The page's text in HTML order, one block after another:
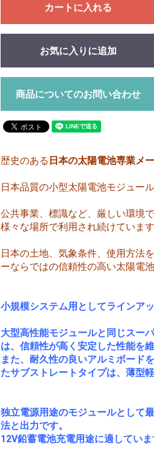
カートに入れる
お気に入りに追加
商品についてのお問い合わせ
歴史のある 日本の太陽電池専業メ
日本品質の小型太陽電池モジュー
公共事業、標識など、厳しい環境
様々な場所で利用され続けています
日本の土地、気象条件、使用方法
ーならではの信頼性の高い太陽電池
小規模システム用としてラインア
大型高性能モジュールと同じスー
は、信頼性が高く安定した性能を維
また、耐久性の良いアルミボード
たサブストレートタイプは、薄型
独立電源用途のモジュールとして
法と出力です。
12V鉛蓄電池充電用途に適していま